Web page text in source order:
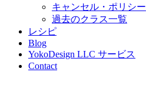
キャンセル・ポリシー
過去のクラス一覧
レシピ
Blog
YokoDesign LLC サービス
Contact